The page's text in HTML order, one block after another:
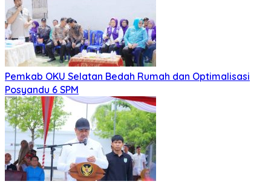
Pemkab OKU Selatan Bedah Rumah dan Optimalisasi
Posyandu 6 SPM